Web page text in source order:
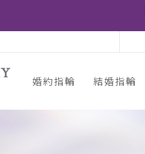
婚約指輪 結婚指輪